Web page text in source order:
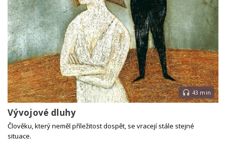
43 min
Vývojové dluhy
Člověku, který neměl příležitost dospět, se vracejí stále stejné
situace.